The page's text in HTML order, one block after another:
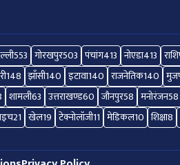
553 गोरखपुर503 पंचांग413 नोएडा413
148 झाँसी140 इटावा140 राजनेतिक140
शामली63 उत्तराखण्ड60 जौनपुर58 मनोरंजन58
21 खेल19 टेक्नोलॉजी11 मेडिकल10 शिक्षा8